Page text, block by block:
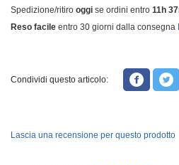
Spedizione/ritiro oggi se ordini entro 11h
Reso facile entro 30 giorni dalla consegna
Condividi questo articolo:
Lascia una recensione per questo prodotto